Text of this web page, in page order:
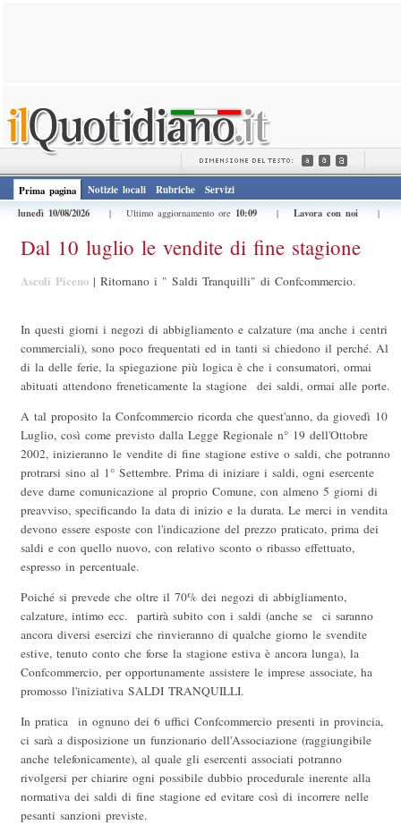
Prima pagina Notizie locali Rubriche
Servizi
lunedì 10/08/2026
| Ultimo aggiornamento ore 10:09 | Lavora con noi |
Dal 10 luglio le vendite di fine stagione
Ascoli Piceno | Ritornano i " Saldi Tranquilli" di Confcommercio.
In questi giorni i negozi di abbigliamento e calzature (ma anche i centri
commerciali), sono poco frequentati ed in tanti si chiedono il perché. Al
di la delle ferie, la spiegazione più logica è che i consumatori, ormai
abituati attendono freneticamente la stagione dei saldi, ormai alle porte.
A tal proposito la Confcommercio ricorda che quest'anno, da giovedì 10
Luglio, così come previsto dalla Legge Regionale n° 19 dell'Ottobre
2002, inizieranno le vendite di fine stagione estive o saldi, che potranno
protrarsi sino al 1° Settembre. Prima di iniziare i saldi, ogni esercente
deve darne comunicazione al proprio Comune, con almeno 5 giorni di
preavviso, specificando la data di inizio e la durata. Le merci in vendita
devono essere esposte con l'indicazione del prezzo praticato, prima dei
saldi e con quello nuovo, con relativo sconto o ribasso effettuato,
espresso in percentuale.
Poiché si prevede che oltre il 70% dei negozi di abbigliamento,
calzature, intimo ecc. partirà subito con i saldi (anche se ci saranno
ancora diversi esercizi che rinvieranno di qualche giorno le svendite
estive, tenuto conto che forse la stagione estiva è ancora lunga), la
Confcommercio, per opportunamente assistere le imprese associate, ha
promosso l'iniziativa SALDI TRANQUILLI.
In pratica in ognuno dei 6 uffici Confcommercio presenti in provincia,
ci sarà a disposizione un funzionario dell'Associazione (raggiungibile
anche telefonicamente), al quale gli esercenti associati potranno
rivolgersi per chiarire ogni possibile dubbio procedurale inerente alla
normativa dei saldi di fine stagione ed evitare così di incorrere nelle
pesanti sanzioni previste.